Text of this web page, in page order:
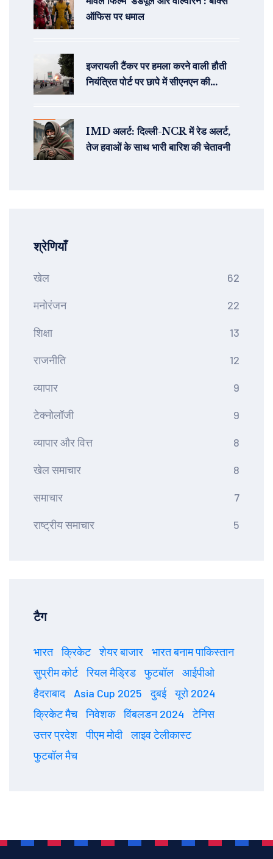
ऑफिस पर धमाल
इजरायली टैंकर पर हमला करने वाली हौती
नियंत्रित पोर्ट पर छापे में सीएनएन की
IMD अलर्ट: दिल्ली-NCR में रेड अलर्ट,
तेज हवाओं के साथ भारी बारिश की चेतावनी
श्रेणियाँ
खेल 62
मनोरंजन 22
शिक्षा 13
राजनीति 12
व्यापार 9
टेक्नोलॉजी 9
व्यापार और वित्त 8
खेल समाचार 8
समाचार 7
राष्ट्रीय समाचार 5
टैग
भारत क्रिकेट शेयर बाजार
भारत बनाम पाकिस्तान
सुप्रीम कोर्ट
रियल मैड्रिड फुटबॉल
आईपीओ
हैदराबाद
Asia Cup 2025 दुबई
यूरो 2024
क्रिकेट मैच
निवेशक विंबलडन 2024
टेनिस
उत्तर प्रदेश
पीएम मोदी
लाइव टेलीकास्ट
फुटबॉल मैच